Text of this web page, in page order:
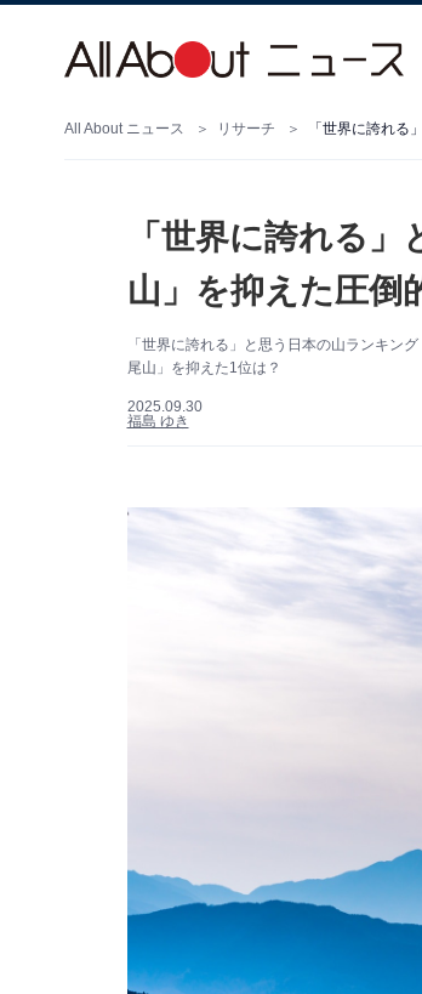
All About ニュース リサーチ 「世界に誇れる
「世界に誇れる
山」を抑えた圧倒
「世界に誇れる」と思う日本の山ランキン
尾山」を抑えた1位は？
2025.09.30
福島 ゆき